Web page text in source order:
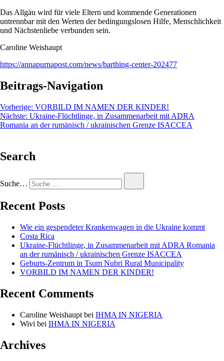
Das Allgäu wird für viele Eltern und kommende Generationen
untrennbar mit den Werten der bedingungslosen Hilfe, Menschlichkeit
und Nächstenliebe verbunden sein.
Caroline Weishaupt
https://annapurnapost.com/news/barthing-center-202477
Beitrags-Navigation
Vorherige: VORBILD IM NAMEN DER KINDER!
Nächste: Ukraine-Flüchtlinge, in Zusammenarbeit mit ADRA
Romania an der rumänisch / ukrainischen Grenze ISACCEA
Search
Suche…
Recent Posts
Wie ein gespendeter Krankenwagen in die Ukraine kommt
Costa Rica
Ukraine-Flüchtlinge, in Zusammenarbeit mit ADRA Romania
an der rumänisch / ukrainischen Grenze ISACCEA
Geburts-Zentrum in Tsum Nubri Rural Municipality
VORBILD IM NAMEN DER KINDER!
Recent Comments
Caroline Weishaupt bei IHMA IN NIGERIA
Wivi bei IHMA IN NIGERIA
Archives